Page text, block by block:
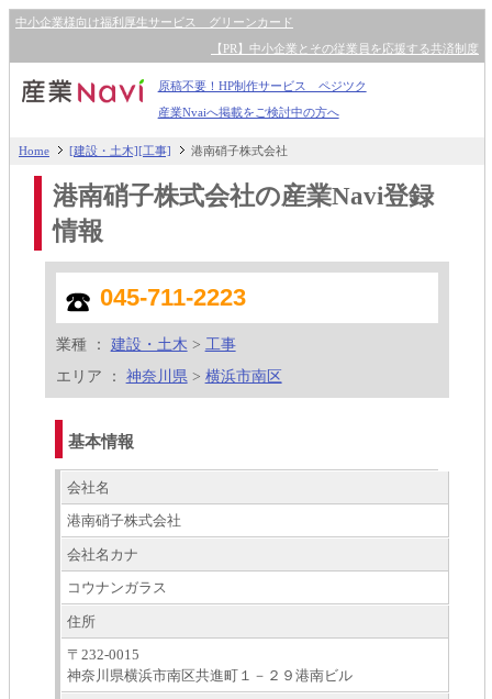
中小企業様向け福利厚生サービス グリーンカード
【PR】中小企業とその従業員を応援する共済制度
原稿不要！HP制作サービス ペジツク
産業Nvaiへ掲載をご検討中の方へ
Home [建設・土木][工事] 港南硝子株式会社
港南硝子株式会社の産業Navi登録
情報
045-711-2223
業種 ： 建設・土木 > 工事
エリア ： 神奈川県 > 横浜市南区
基本情報
会社名
港南硝子株式会社
会社名カナ
コウナンガラス
住所
〒232-0015
神奈川県横浜市南区共進町１－２９港南ビル